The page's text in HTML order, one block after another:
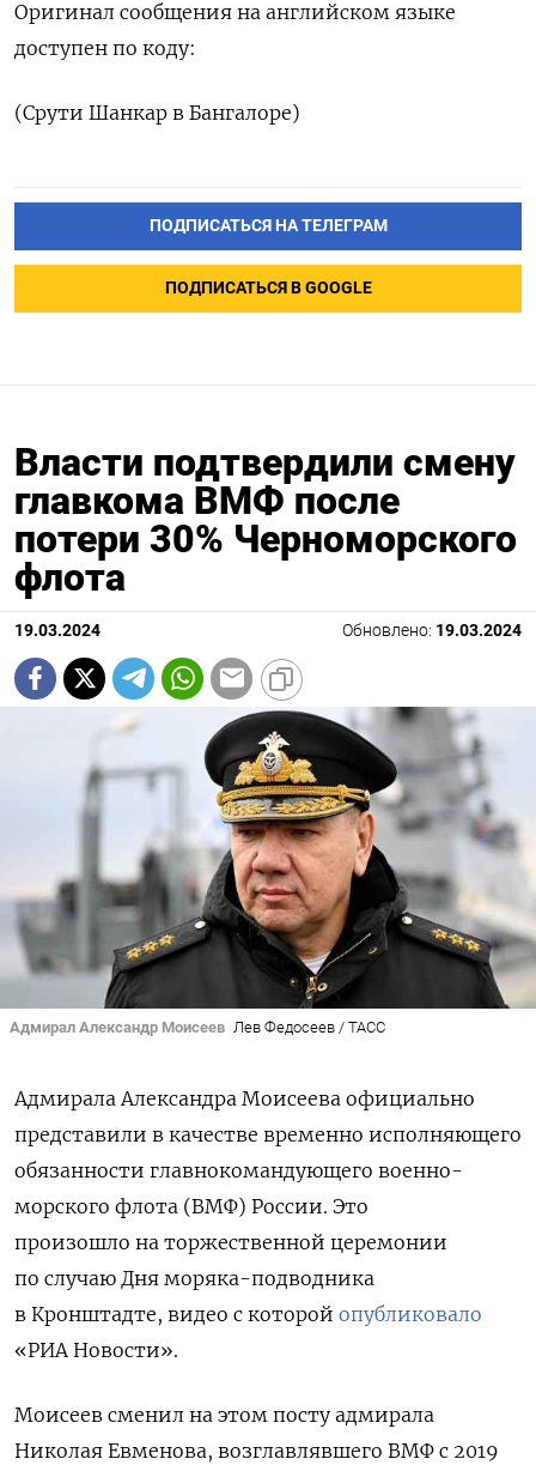
Оригинал сообщения на английском языке
доступен по коду:
(Срути Шанкар в Бангалоре)
ПОДПИСАТЬСЯ НА ТЕЛЕГРАМ
ПОДПИСАТЬСЯ В GOOGLE
Власти подтвердили смену
главкома ВМФ после
потери 30% Черноморского
флота
19.03.2024 Обновлено: 19.03.2024
Адмирал Александр Моисеев Лев Федосеев / ТАСС
Адмирала Александра Моисеева официально
представили в качестве временно исполняющего
обязанности главнокомандующего военно-
морского флота (ВМФ) России. Это
произошло на торжественной церемонии
по случаю Дня моряка-подводника
в Кронштадте, видео с которой опубликовало
«РИА Новости».
Моисеев сменил на этом посту адмирала
Николая Евменова, возглавлявшего ВМФ с 2019